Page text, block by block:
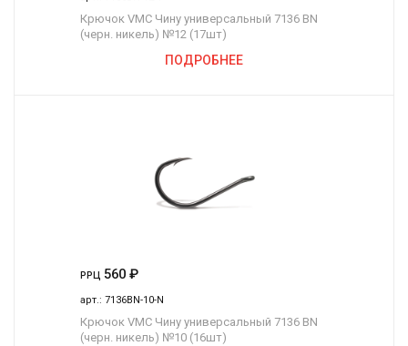
Крючок VMC Чину универсальный 7136 BN
(черн. никель) №12 (17шт)
ПОДРОБНЕЕ
РРЦ 560 ₽
арт.: 7136BN-10-N
Крючок VMC Чину универсальный 7136 BN
(черн. никель) №10 (16шт)